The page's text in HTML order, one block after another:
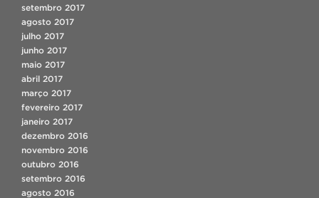
setembro 2017
agosto 2017
julho 2017
junho 2017
maio 2017
abril 2017
março 2017
fevereiro 2017
janeiro 2017
dezembro 2016
novembro 2016
outubro 2016
setembro 2016
agosto 2016